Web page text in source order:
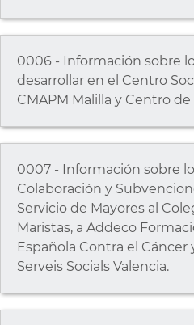
0006 - Información sobre
desarrollar en el Centro
CMAPM Malilla y Centro de
0007 - Información sobre
Colaboración y
Servicio de Mayores al
Maristas, a Addeco
Española Contra el Cáncer
Serveis Socials Valencia.